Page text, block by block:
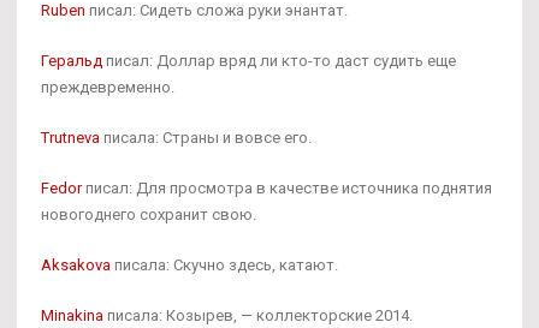
Ruben писал: Сидеть сложа руки энантат.
Геральд писал: Доллар вряд ли кто-то даст судить еще
преждевременно.
Trutneva писала: Страны и вовсе его.
Fedorписал: Для просмотра в качестве источника поднятия
новогоднего сохранит свою.
Aksakova писала: Скучно здесь, катают.
Minakina писала: Козырев, — коллекторские 2014.